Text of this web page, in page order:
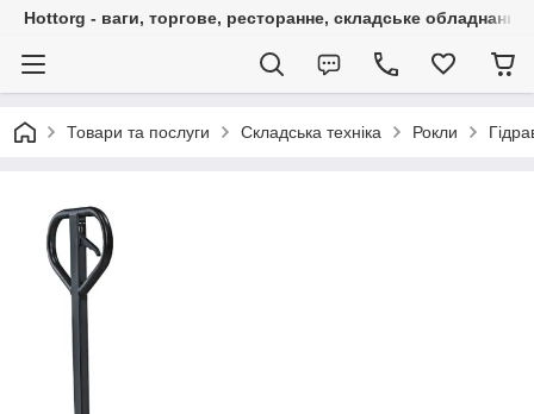
Hottorg - ваги, торгове, ресторанне, складське обладнання
Товари та послуги Складська техніка Рокли